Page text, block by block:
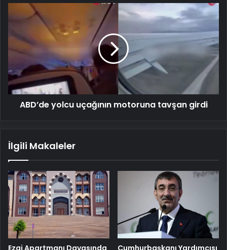
yolcu
motoruna
tavşan
ABD’de yolcu uçağının motoruna tavşan girdi
İlgili Makaleler